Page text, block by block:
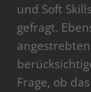
und Soft
gefragt.
Frage, ob